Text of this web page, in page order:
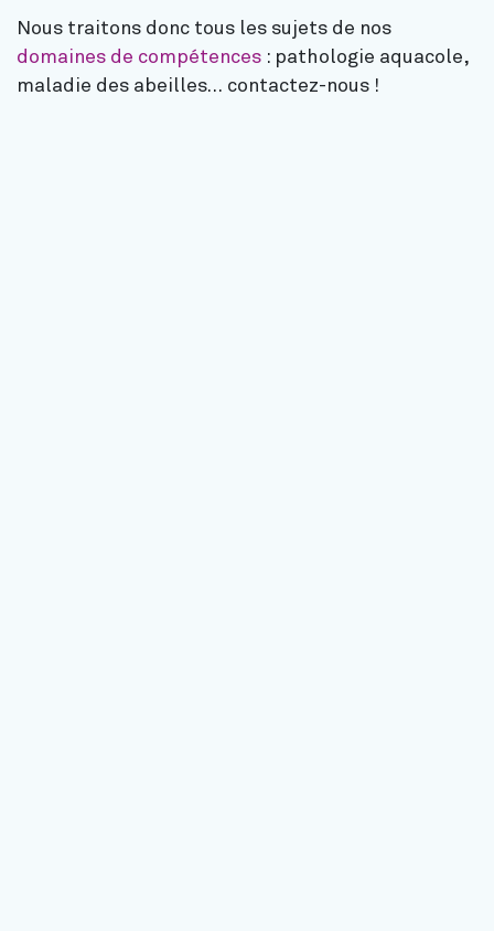
Nous traitons donc tous les sujets de nos
domaines de compétences : pathologie aquacole,
maladie des abeilles… contactez-nous !